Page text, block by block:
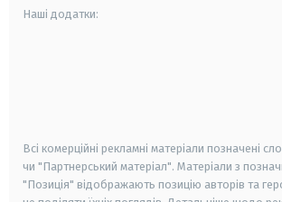
Наші додатки:
Всі комерційні рекламні матеріали позначені
чи "Партнерський матеріал". Матеріали з
"Позиція" відображають позицію авторів та